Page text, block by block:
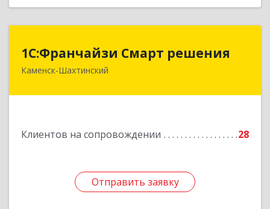
1С:Франчайзи Смарт решения
Каменск-Шахтинский
Клиентов на сопровождении 28
Отправить заявку
1С:Франчайзи Смарт решения
347800, Ростовская обл, Каменск-Шахтинский г,
Отправить заявку